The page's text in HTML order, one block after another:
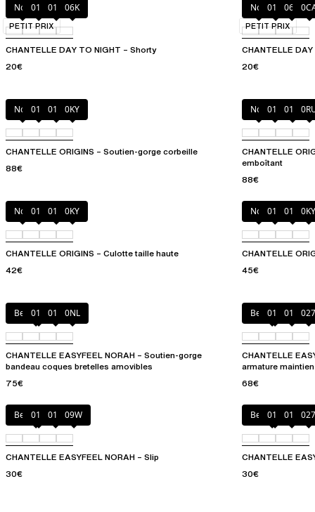
Noir 010 01N 06K
CHANTELLE DAY TO NIGHT – Shorty
20€
PETIT PRIX
Noir 01N 06K
CHANTELLE
20€
PETIT PRIX
Noir 010 01N 0KY
CHANTELLE ORIGINS – Soutien-gorge corbeille
88€
Noir 010 01N
CHANTELLE
emboîtant
88€
Noir 010 01N 0KY
CHANTELLE ORIGINS – Culotte taille haute
42€
Noir 010 01N 0KY
CHANTELLE
45€
Beige doré
010 011 0NL
CHANTELLE EASYFEEL NORAH – Soutien-gorge
bandeau coques bretelles amovibles
75€
Beige doré
010 011 027
CHANTELLE
armature maintien
68€
Beige doré
010 011 09W
CHANTELLE EASYFEEL NORAH – Slip
30€
Beige doré
010 011 027
CHANTELLE
30€